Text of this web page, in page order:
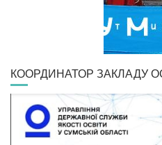
КООРДИНАТОР ЗАКЛАДУ